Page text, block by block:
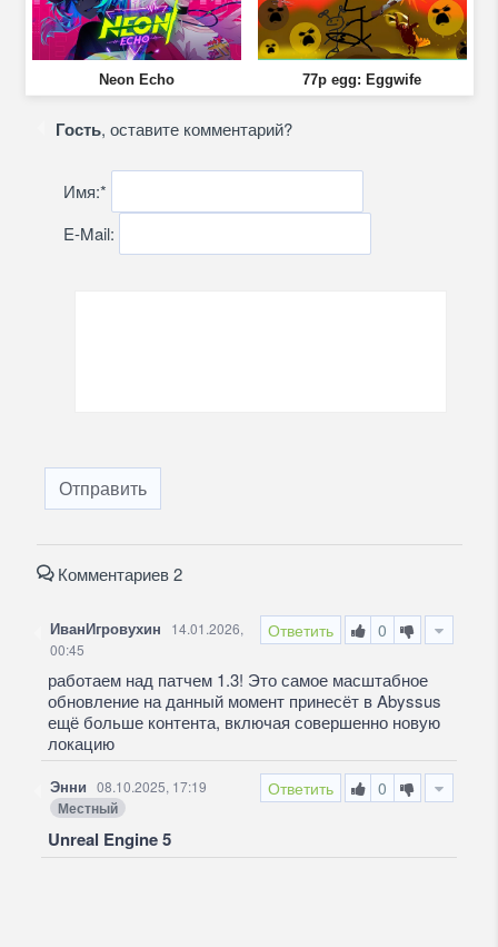
Neon Echo 77p egg: Eggwife
Гость, оставите комментарий?
Имя:*
E-Mail:
Отправить
Комментариев 2
Ответить 0
ИванИгровухин
14.01.2026,
00:45
работаем над патчем 1.3! Это самое масштабное
обновление на данный момент принесёт в Abyssus
ещё больше контента, включая совершенно новую
локацию
Ответить 0
Энни 08.10.2025, 17:19
Местный
Unreal Engine 5